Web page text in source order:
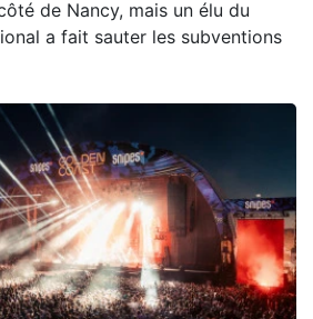
de Nancy, mais un élu du
a fait sauter les subventions